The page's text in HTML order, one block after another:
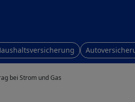
bei Strom und Gas